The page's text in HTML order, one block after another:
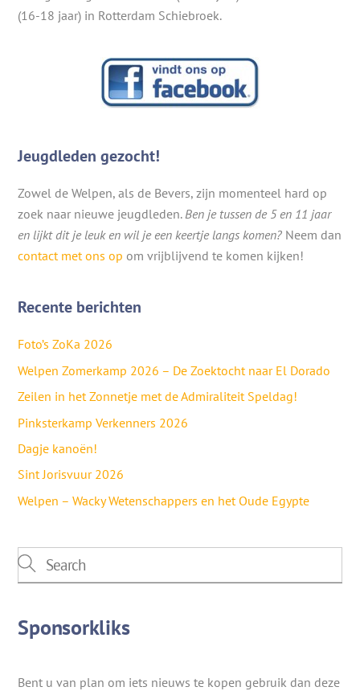
(16-18 jaar) in Rotterdam Schiebroek.
Jeugdleden gezocht!
Zowel de Welpen, als de Bevers, zijn momenteel hard op
zoek naar nieuwe jeugdleden.Ben je tussen de 5 en 11 jaar
en lijkt dit je leuk en wil je een keertje langs komen? Neem dan
contact met ons op om vrijblijvend te komen kijken!
Recente berichten
Foto’s ZoKa 2026
Welpen Zomerkamp 2026 – De Zoektocht naar El Dorado
Zeilen in het Zonnetje met de Admiraliteit Speldag!
Pinksterkamp Verkenners 2026
Dagje kanoën!
Sint Jorisvuur 2026
Welpen – Wacky Wetenschappers en het Oude Egypte
Sponsorkliks
Bent u van plan om iets nieuws te kopen gebruik dan deze